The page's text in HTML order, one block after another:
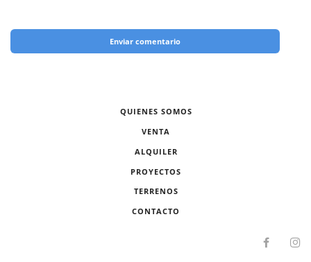
Enviar comentario
QUIENES SOMOS
VENTA
ALQUILER
PROYECTOS
TERRENOS
CONTACTO